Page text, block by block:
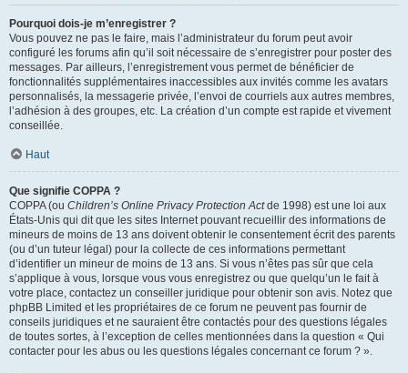
Pourquoi dois-je m’enregistrer ?
Vous pouvez ne pas le faire, mais l’administrateur du forum peut avoir
configuré les forums afin qu’il soit nécessaire de s’enregistrer pour poster des
messages. Par ailleurs, l’enregistrement vous permet de bénéficier de
fonctionnalités supplémentaires inaccessibles aux invités comme les avatars
personnalisés, la messagerie privée, l’envoi de courriels aux autres membres,
l’adhésion à des groupes, etc. La création d’un compte est rapide et vivement
conseillée.
Haut
Que signifie COPPA ?
COPPA (ou Children’s Online Privacy Protection Actde 1998) est une loi aux
États-Unis qui dit que les sites Internet pouvant recueillir des informations de
mineurs de moins de 13 ans doivent obtenir le consentement écrit des parents
(ou d’un tuteur légal) pour la collecte de ces informations permettant
d’identifier un mineur de moins de 13 ans. Si vous n’êtes pas sûr que cela
s’applique à vous, lorsque vous vous enregistrez ou que quelqu’un le fait à
votre place, contactez un conseiller juridique pour obtenir son avis. Notez que
phpBB Limited et les propriétaires de ce forum ne peuvent pas fournir de
conseils juridiques et ne sauraient être contactés pour des questions légales
de toutes sortes, à l’exception de celles mentionnées dans la question « Qui
contacter pour les abus ou les questions légales concernant ce forum ? ».